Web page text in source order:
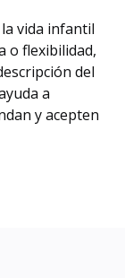
vida infantil
o flexibilidad,
del
a
y acepten